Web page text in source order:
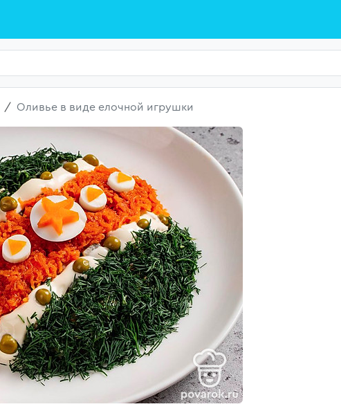
Оливье в виде елочной игрушки